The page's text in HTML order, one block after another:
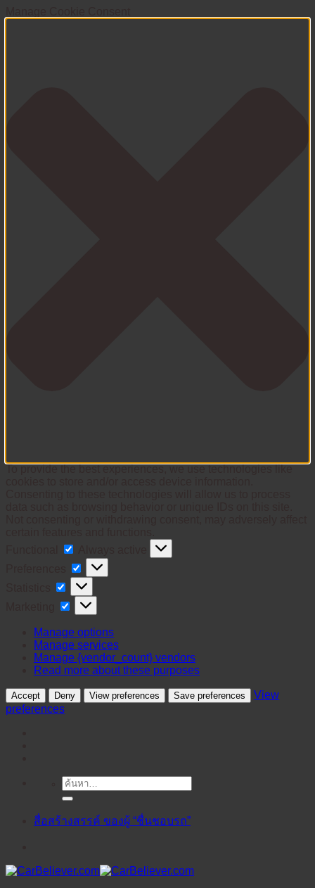
Preferences
Statistics
Marketing
Manage options
Manage services
Manage {vendor_count} vendors
Read more about these purposes
Accept Deny View preferences Save preferences
View
preferences
ค้นหา:
สื่อสร้างสรรค์ ของผู้ “ชื่นชอบรถ”